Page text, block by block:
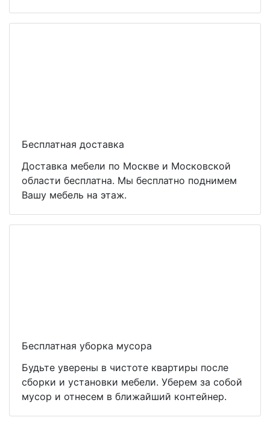
Бесплатная доставка
Доставка мебели по Москве и Московской
области бесплатна. Мы бесплатно поднимем
Вашу мебель на этаж.
Бесплатная уборка мусора
Будьте уверены в чистоте квартиры после
сборки и установки мебели. Уберем за собой
мусор и отнесем в ближайший контейнер.